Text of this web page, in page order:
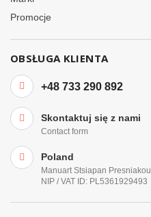
Promocje
OBSŁUGA KLIENTA
+48 733 290 892
Skontaktuj się z nami
Contact form
Poland
Manuart Stsiapan Presniakou
NIP / VAT ID: PL5361929493